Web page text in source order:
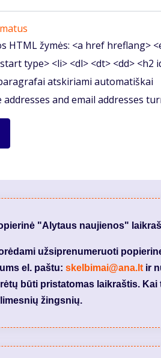
HTML žymės: <a href hreflang>
type> <li> <dl> <dt> <dd> <h2
atskiriami automatiškai
addresses and email addresses
"Alytaus naujienos"
užsiprenumeruoti
el. paštu:skelbimai@ana.lt ir
būti pristatomas laikraštis.
žingsnių.